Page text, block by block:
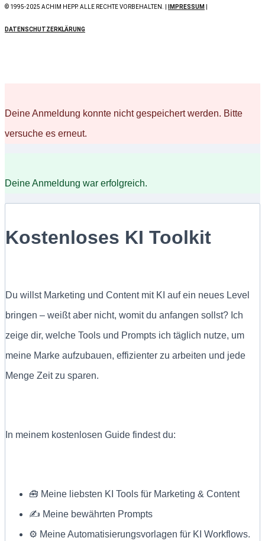
© 1995-2025 ACHIM HEPP. ALLE RECHTE VORBEHALTEN. | IMPRESSUM
DATENSCHUTZERKLÄRUNG
Deine Anmeldung konnte nicht gespeichert werden. Bitte
versuche es erneut.
Deine Anmeldung war erfolgreich.
Kostenloses KI Toolkit
Du willst Marketing und Content mit KI auf ein neues Level
bringen – weißt aber nicht, womit du anfangen sollst? Ich
zeige dir, welche Tools und Prompts ich täglich nutze, um
meine Marke aufzubauen, effizienter zu arbeiten und jede
Menge Zeit zu sparen.
In meinem kostenlosen Guide findest du:
🧰 Meine liebsten KI Tools für Marketing & Content
✍ Meine bewährten Prompts
⚙️ Meine Automatisierungsvorlagen für KI Workflows.